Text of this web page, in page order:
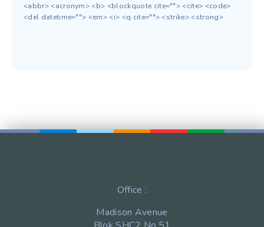
<abbr> <acronym> <b> <blockquote cite=""> <cite> <code>
<del datetime=""> <em> <i> <q cite=""> <strike> <strong>
Office :
Madison Avenue